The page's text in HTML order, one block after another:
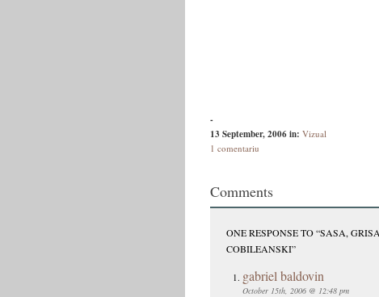
-
13 September, 2006in: Vizual
1 comentariu
Comments
ONE RESPONSE TO “SASA,
COBILEANSKI”
gabriel baldovin
October 15th, 2006 @ 12:48 pm